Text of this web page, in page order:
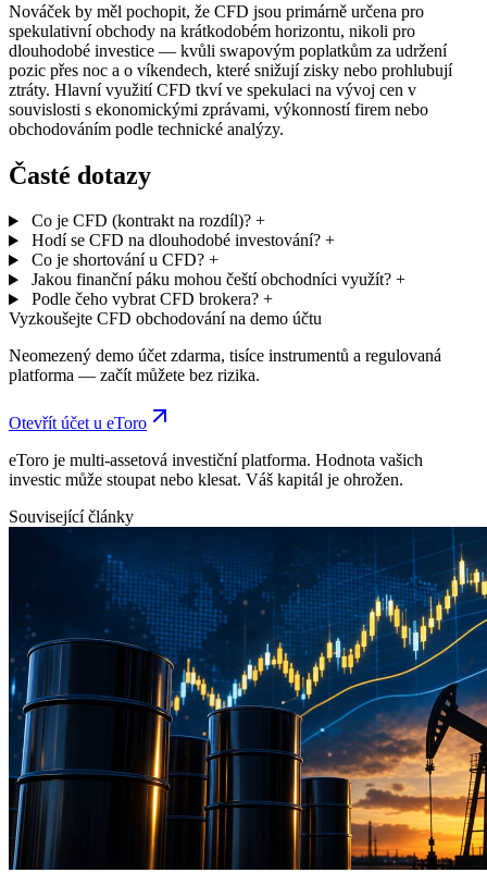
Nováček by měl pochopit, že CFD jsou primárně určena pro
spekulativní obchody na krátkodobém horizontu, nikoli pro
dlouhodobé investice — kvůli swapovým poplatkům za udržení
pozic přes noc a o víkendech, které snižují zisky nebo prohlubují
ztráty. Hlavní využití CFD tkví ve spekulaci na vývoj cen v
souvislosti s ekonomickými zprávami, výkonností firem nebo
obchodováním podle technické analýzy.
Časté dotazy
Co je CFD (kontrakt na rozdíl)? +
Hodí se CFD na dlouhodobé investování? +
Co je shortování u CFD? +
Jakou finanční páku mohou čeští obchodníci využít? +
Podle čeho vybrat CFD brokera? +
Vyzkoušejte CFD obchodování na demo účtu
Neomezený demo účet zdarma, tisíce instrumentů a regulovaná
platforma — začít můžete bez rizika.
Otevřít účet u eToro
eToro je multi-assetová investiční platforma. Hodnota vašich
investic může stoupat nebo klesat. Váš kapitál je ohrožen.
Související články